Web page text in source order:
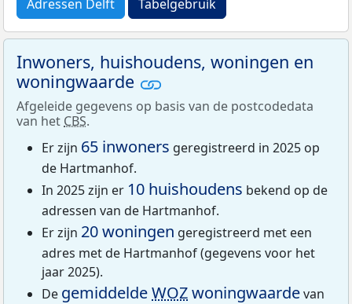
Adressen Delft Tabelgebruik
Inwoners, huishoudens, woningen en
woningwaarde
Afgeleide gegevens op basis van de postcodedata
van het CBS.
Er zijn 65 inwoners geregistreerd in 2025 op
de Hartmanhof.
In 2025 zijn er 10 huishoudens bekend op de
adressen van de Hartmanhof.
Er zijn 20 woningen geregistreerd met een
adres met de Hartmanhof (gegevens voor het
jaar 2025).
De gemiddeldeWOZwoningwaardevan